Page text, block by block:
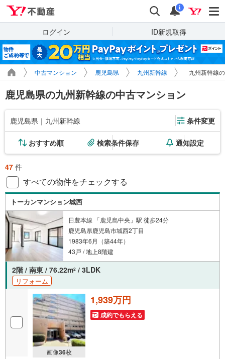
検索 通知
i
ログイン ID新規取得
中古マンション 鹿児島県 九州新幹線 九州新幹線
鹿児島県の九州新幹線の中古マンション
鹿児島県｜九州新幹線 条件変更
おすすめ順 検索条件保存 通知設定
47 件
すべての物件をチェックする
トーカンマンション城西
日豊本線 「鹿児島中央」駅 徒歩24分
鹿児島県鹿児島市城西2丁目
1983年6月（築44年）
43戸 / 地上8階建
2階 / 南東 / 76.22m2 / 3LDK
リフォーム
画像36枚
1,939万円
成約でもらえる